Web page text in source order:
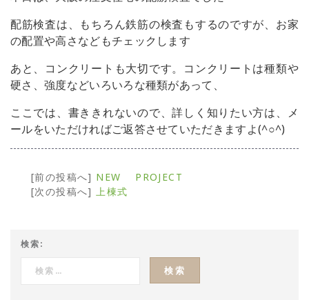
配筋検査は、もちろん鉄筋の検査もするのですが、お家
の配置や高さなどもチェックします
あと、コンクリートも大切です。コンクリートは種類や
硬さ、強度などいろいろな種類があって、
ここでは、書ききれないので、詳しく知りたい方は、メ
ールをいただければご返答させていただきますよ(^○^)
[前の投稿へ] NEW PROJECT
[次の投稿へ]上棟式
検索: